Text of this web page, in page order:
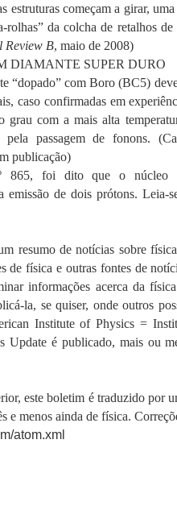
estruturas começam a girar,
rolhas” da colcha de retalhos
Review B, maio de 2008)
DIAMANTE SUPER DURO
“dopado” com Boro (BC5)
caso confirmadas em
grau com a mais alta
pela passagem de fonons.
publicação)
865, foi dito que o núcleo
de dois prótons. Leia-
resumo de notícias sobre
de física e outras fontes de
informações acerca da
la, se quiser, onde outros
Institute of Physics =
Update é publicado, mais ou
este boletim é traduzido por
e menos ainda de física.
atom.xml